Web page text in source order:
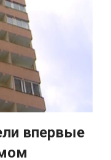
впервые